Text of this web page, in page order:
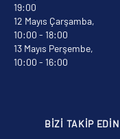
19:00
12 Mayıs Çarşamba,
10:00 - 18:00
13 Mayıs Perşembe,
10:00 - 16:00
BİZİ TAKİP EDİN